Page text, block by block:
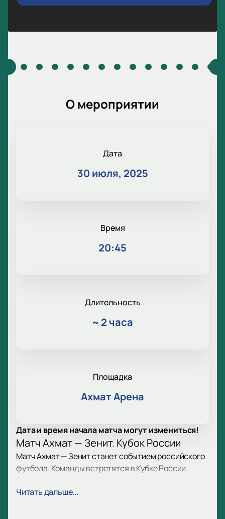
О мероприятии
Дата
30 июля, 2025
Время
20:45
Длительность
~ 2 часа
Площадка
Ахмат Арена
Дата и время начала матча могут измениться!
Матч Ахмат — Зенит. Кубок России
Матч Ахмат — Зенит станет событием российского
футбола. Команды встретятся в Кубке России.
привлекает внимание фанатов. Ждите
Читать дальше...